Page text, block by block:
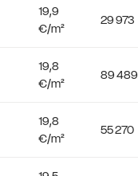
19,9
€/m²
29 973
19,8
€/m²
89 489
19,8
€/m²
55 270